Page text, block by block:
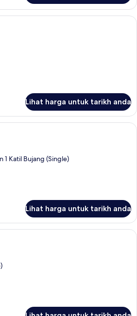
Seterika/papan seterika, Wi-fi
Lihat harga untuk tarikh anda
Seterika/papan seterika, Wi-fi
1 Katil Bujang (Single)
Lihat harga untuk tarikh anda
Seterika/papan seterika, Wi-fi